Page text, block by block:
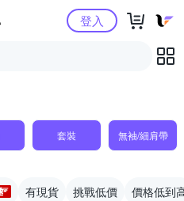
Yahoo購物中心登入
套裝 無袖/細肩帶
有現貨 挑戰低價 價格低到